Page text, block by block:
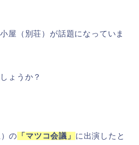
屋（別荘）が話題になっていま
ょうか？
の 「マツコ会議」 に出演したと